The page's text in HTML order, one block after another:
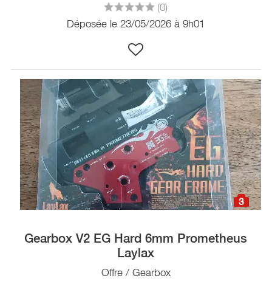
(0)
Déposée le 23/05/2026 à 9h01
3
Gearbox V2 EG Hard 6mm Prometheus
Laylax
Offre / Gearbox